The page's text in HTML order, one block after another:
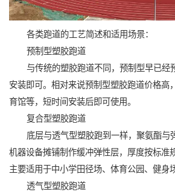
各类跑道的工艺简述和适用场景：
预制型塑胶跑道
与传统的塑胶跑道不同，预制型早已经
安装即可。相对来说预制型塑胶跑道价格高
育馆等，短时间安装后即可使用。
复合型塑胶跑道
底层与透气型塑胶跑到一样，聚氨酯与
机器设备摊铺制作缓冲弹性层，厚度按标准
主要适用于中小学田径场、体育公园、健身
透气型塑胶跑道